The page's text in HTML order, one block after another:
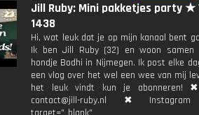
Jill Ruby: Mini pakketjes party ★
1438
Hi, wat leuk dat je op mijn kanaal bent
Ik ben Jill Ruby (32) en woon
hondje Bodhi in Nijmegen. Ik post elke
een vlog over het wel een wee van mij
het leuk vindt kun je abonneren!
contact@jill-ruby.nl ✖